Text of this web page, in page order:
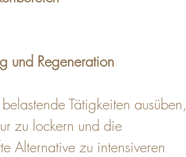
und Regeneration
Tätigkeiten ausüben,
zu lockern und die
Alternative zu intensiveren